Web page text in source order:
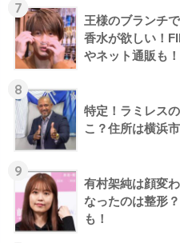
7
王様のブランチ
香水が欲しい！
やネット通販も！
8
特定！ラミレス
こ？住所は横浜
9
有村架純は顔変
なったのは整形
も！